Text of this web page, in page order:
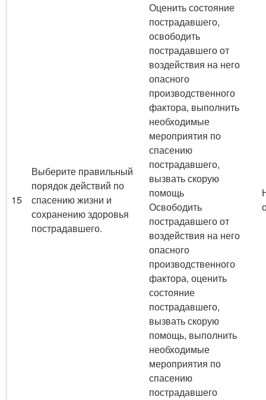
15
Выберите правильный
порядок действий по
спасению жизни и
сохранению здоровья
пострадавшего.
Оценить состояние
пострадавшего,
освободить
пострадавшего от
воздействия на него
опасного
производственного
фактора, выполнить
необходимые
мероприятия по
спасению
пострадавшего,
вызвать скорую
помощь
Освободить
пострадавшего от
воздействия на него
опасного
производственного
фактора, оценить
состояние
пострадавшего,
вызвать скорую
помощь, выполнить
необходимые
мероприятия по
спасению
пострадавшего